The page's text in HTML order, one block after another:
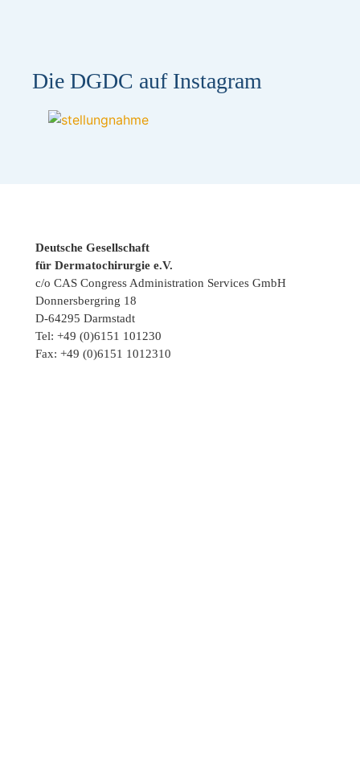
Die DGDC auf Instagram
Deutsche Gesellschaft
für Dermatochirurgie e.V.
c/o CAS Congress Administration Services GmbH
Donnersbergring 18
D-64295 Darmstadt
Tel: +49 (0)6151 101230
Fax: +49 (0)6151 1012310